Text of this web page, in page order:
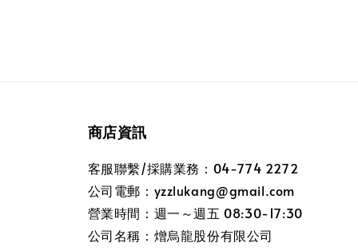
商店資訊
客服聯繫/採購業務：04-774 2272
公司電郵：yzzlukang@gmail.com
營業時間：週一～週五 08:30-17:30
公司名稱：熷烏龍股份有限公司